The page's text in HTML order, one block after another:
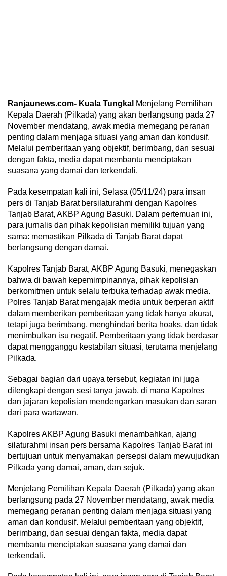
Ranjaunews.com- Kuala Tungkal Menjelang Pemilihan
Kepala Daerah (Pilkada) yang akan berlangsung pada 27
November mendatang, awak media memegang peranan
penting dalam menjaga situasi yang aman dan kondusif.
Melalui pemberitaan yang objektif, berimbang, dan sesuai
dengan fakta, media dapat membantu menciptakan
suasana yang damai dan terkendali.
Pada kesempatan kali ini, Selasa (05/11/24) para insan
pers di Tanjab Barat bersilaturahmi dengan Kapolres
Tanjab Barat, AKBP Agung Basuki. Dalam pertemuan ini,
para jurnalis dan pihak kepolisian memiliki tujuan yang
sama: memastikan Pilkada di Tanjab Barat dapat
berlangsung dengan damai.
Kapolres Tanjab Barat, AKBP Agung Basuki, menegaskan
bahwa di bawah kepemimpinannya, pihak kepolisian
berkomitmen untuk selalu terbuka terhadap awak media.
Polres Tanjab Barat mengajak media untuk berperan aktif
dalam memberikan pemberitaan yang tidak hanya akurat,
tetapi juga berimbang, menghindari berita hoaks, dan tidak
menimbulkan isu negatif. Pemberitaan yang tidak berdasar
dapat mengganggu kestabilan situasi, terutama menjelang
Pilkada.
Sebagai bagian dari upaya tersebut, kegiatan ini juga
dilengkapi dengan sesi tanya jawab, di mana Kapolres
dan jajaran kepolisian mendengarkan masukan dan saran
dari para wartawan.
Kapolres AKBP Agung Basuki menambahkan, ajang
silaturahmi insan pers bersama Kapolres Tanjab Barat ini
bertujuan untuk menyamakan persepsi dalam mewujudkan
Pilkada yang damai, aman, dan sejuk.
Menjelang Pemilihan Kepala Daerah (Pilkada) yang akan
berlangsung pada 27 November mendatang, awak media
memegang peranan penting dalam menjaga situasi yang
aman dan kondusif. Melalui pemberitaan yang objektif,
berimbang, dan sesuai dengan fakta, media dapat
membantu menciptakan suasana yang damai dan
terkendali.